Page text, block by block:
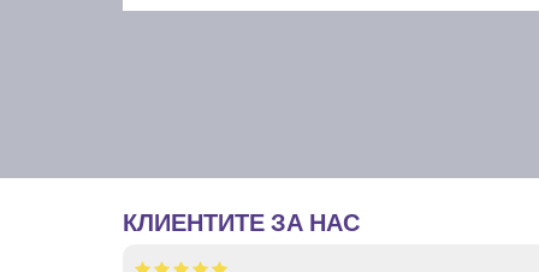
КЛИЕНТИТЕ ЗА НАС